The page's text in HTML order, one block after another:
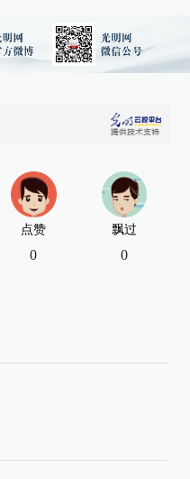
点赞
0
飘过
0